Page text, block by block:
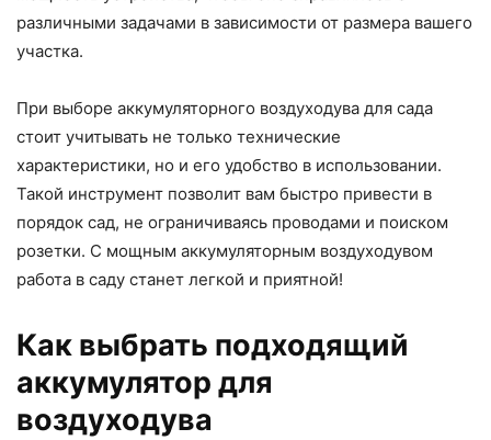
различными задачами в зависимости от размера вашего
участка.
При выборе аккумуляторного воздуходува для сада
стоит учитывать не только технические
характеристики, но и его удобство в использовании.
Такой инструмент позволит вам быстро привести в
порядок сад, не ограничиваясь проводами и поиском
розетки. С мощным аккумуляторным воздуходувом
работа в саду станет легкой и приятной!
Как выбрать подходящий
аккумулятор для
воздуходува